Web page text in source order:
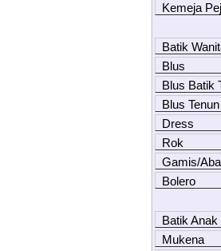
Kemeja
Batik
Blus
Blus Batik
Blus Tenun
Dress
Rok
Gamis/
Bolero
Batik Anak
Mukena